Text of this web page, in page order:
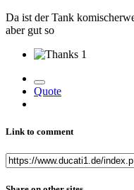
Da ist der Tank
aber gut so
1
Quote
Link to comment